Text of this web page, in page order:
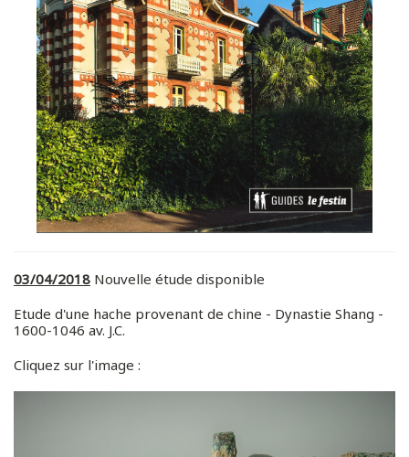
03/04/2018 Nouvelle étude disponible
Etude d'une hache provenant de chine - Dynastie Shang -
1600-1046 av. J.C.
Cliquez sur l'image :